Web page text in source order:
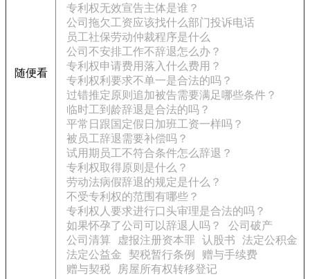
随便看
专利权无效宣告主体是谁？
公司拖欠工资应该找什么部门投诉电话
员工社保劳动仲裁程序是什么
公司不安排工作不辞退怎么办？
专利权申请费用落入什么费用？
专利权利要求不单一是合法的吗？
过错推定原则追加被告需要满足哪些条件？
临时工到龄辞退是合法的吗？
平常日跟国定假日加班工资一样吗？
被员工辞退需要补偿吗？
试用期员工不符合条件怎么辞退？
专利权取得原则是什么？
劳动法病假辞退的规定是什么？
不受专利权的范围有哪些？
专利权人要求进行口头审理是合法的吗？
如果怀孕了公司可以辞退人吗？
公司破产
公司清算
虚报注册资本罪 认股书
法定公积金
法定公益金
契税暂行条例
赠与手续费
赠与契税
房屋所有权转移登记